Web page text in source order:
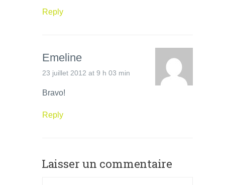
Reply
Emeline
23 juillet 2012 at 9 h 03 min
Bravo!
Reply
Laisser un commentaire